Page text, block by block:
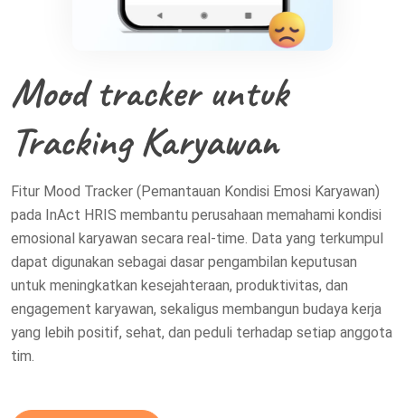
Mood tracker untuk
Tracking Karyawan
Fitur Mood Tracker (Pemantauan Kondisi Emosi Karyawan)
pada InAct HRIS membantu perusahaan memahami kondisi
emosional karyawan secara real-time. Data yang terkumpul
dapat digunakan sebagai dasar pengambilan keputusan
untuk meningkatkan kesejahteraan, produktivitas, dan
engagement karyawan, sekaligus membangun budaya kerja
yang lebih positif, sehat, dan peduli terhadap setiap anggota
tim.